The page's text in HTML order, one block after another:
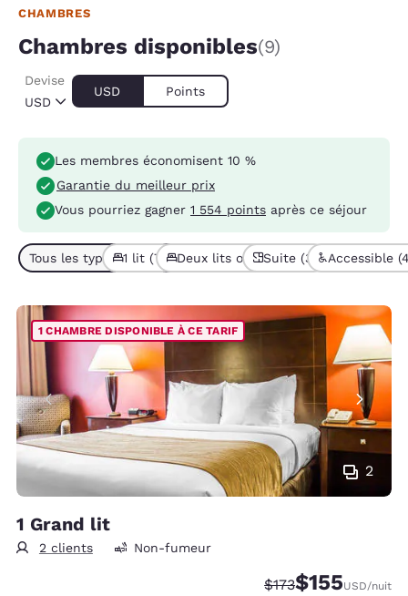
CHAMBRES
Chambres disponibles(9)
USD
Devise
USD Points
Les membres économisent 10 %
Garantie du meilleur prix
Vous pourriez gagner 1 554 points après ce séjour
Tous les types de chambres (9)
1 lit (7) Deux lits ou plus (2)
Suite (3) Accessible
2
1 CHAMBRE DISPONIBLE À CE TARIF
1 Grand lit
2 clients Non-fumeur
Tarif barré :
$173Tarif réduit :
$155USD/nuit